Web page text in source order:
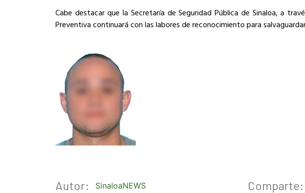
Cabe destacar que la Secretaría de Seguridad Pública de Sinaloa, a
Preventiva continuará con las labores de reconocimiento para
Autor: SinaloaNEWS Comparte: